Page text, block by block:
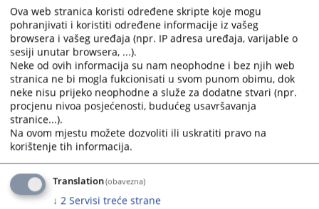
za koordinaciju za sprečavanje nasilja u porodici u gradu Prijedoru sa godišnjim
izvještajem o stanju iz ove oblasti i prijedlog izvještaja za 2024.godinu koji se dostavlja
Ministarstvu porodice, omladine i sporta.
Radnu grupu za koordinaciju i sprečavanje nasilja u porodici u gradu Prijedoru čine
predstavnici Policijske uprave Prijedor, Centra za socijalni rad, JZU Dom zdravlja, JZU
Bolnica „Dr Mladen Stojanović“, Osnovnog suda Prijedor, Okružnog javnog tužilaštva
Prijedor, predstavnici Aktiva direktora osnovnih škola Prijedor, predstavnik JU
Srednjoškolski centar Prijedor, JU Centar „Sunce“ Prijedor kao i predstavnici Gradske
uprave Prijedor.
Prikazana vijest je na: Srpski jezik
90PREGLEDA
Ova web stranica koristi određene skripte koje mogu
pohranjivati i koristiti određene informacije iz vašeg
browsera i vašeg uređaja (npr. IP adresa uređaja, varijable o
sesiji unutar browsera, ...).
Neke od ovih informacija su nam neophodne i bez njih web
stranica ne bi mogla fukcionisati u svom punom obimu, dok
neke nisu prijeko neophodne a služe za dodatne stvari (npr.
procjenu nivoa posjećenosti, budućeg usavršavanja
stranice...).
Na ovom mjestu možete dozvoliti ili uskratiti pravo na
korištenje tih informacija.
Translation(obavezna)
↓ 2 Servisi treće strane